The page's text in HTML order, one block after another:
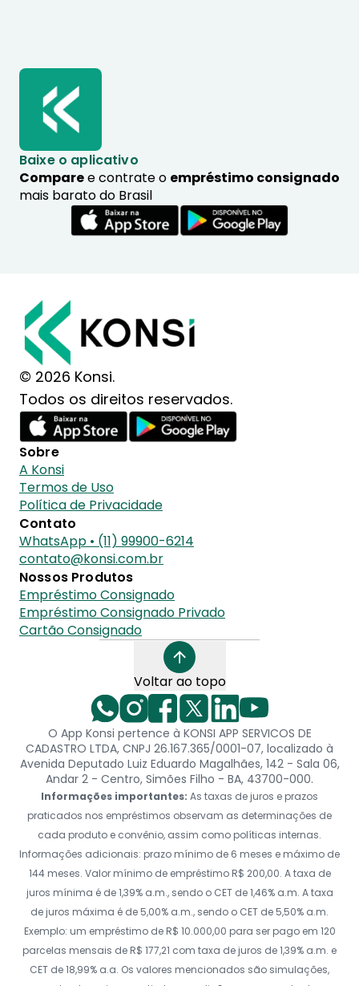
Baixe o aplicativo
Comparee contrate o empréstimo consignado
mais barato do Brasil
© 2026 Konsi.
Todos os direitos reservados.
Sobre
A Konsi
Termos de Uso
Política de Privacidade
Contato
WhatsApp • (11) 99900-6214
contato@konsi.com.br
Nossos Produtos
Empréstimo Consignado
Empréstimo Consignado Privado
Cartão Consignado
Voltar ao topo
O App Konsi pertence à KONSI APP SERVICOS DE
CADASTRO LTDA, CNPJ 26.167.365/0001-07, localizado à
Avenida Deputado Luiz Eduardo Magalhães, 142 - Sala 06,
Andar 2 - Centro, Simões Filho - BA, 43700-000.
Informações importantes: As taxas de juros e prazos
praticados nos empréstimos observam as determinações de
cada produto e convênio, assim como políticas internas.
Informações adicionais: prazo mínimo de 6 meses e máximo de
144 meses. Valor mínimo de empréstimo R$ 200,00. A taxa de
juros mínima é de 1,39% a.m., sendo o CET de 1,46% a.m. A taxa
de juros máxima é de 5,00% a.m., sendo o CET de 5,50% a.m.
Exemplo: um empréstimo de R$ 10.000,00 para ser pago em 120
parcelas mensais de R$ 177,21 com taxa de juros de 1,39% a.m. e
CET de 18,99% a.a. Os valores mencionados são simulações,